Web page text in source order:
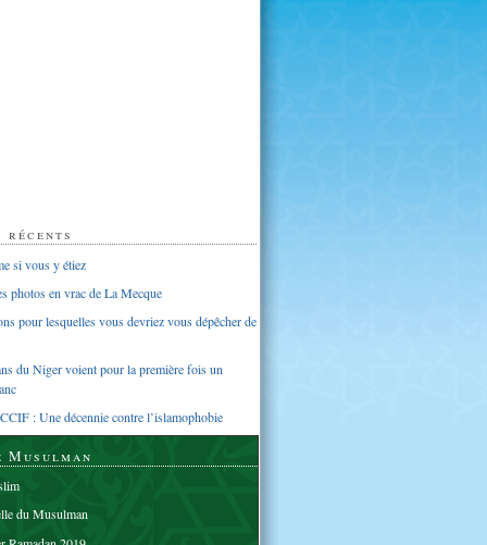
si vous y étiez
photos en vrac de La Mecque
pour lesquelles vous devriez vous dépêcher de
du Niger voient pour la première fois un
: Une décennie contre l’islamophobie
Musulman
du Musulman